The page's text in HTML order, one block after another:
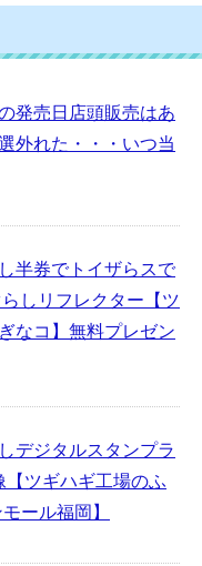
発売日店頭販売はあ
外れた・・・いつ当
半券でトイザらスで
しリフレクター【ツ
なコ】無料プレゼン
デジタルスタンプラ
【ツギハギ工場のふ
ール福岡】